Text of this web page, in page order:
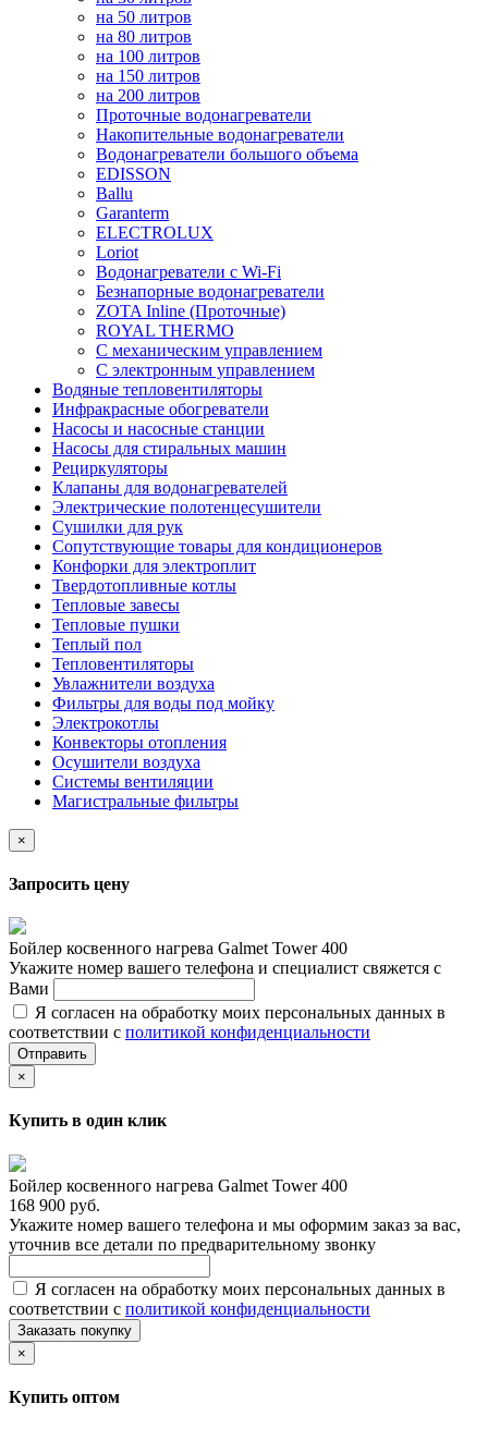
на 50 литров
на 80 литров
на 100 литров
на 150 литров
на 200 литров
Проточные водонагреватели
Накопительные водонагреватели
Водонагреватели большого объема
EDISSON
Ballu
Garanterm
ELECTROLUX
Loriot
Водонагреватели с Wi-Fi
Безнапорные водонагреватели
ZOTA Inline (Проточные)
ROYAL THERMO
С механическим управлением
С электронным управлением
Водяные тепловентиляторы
Инфракрасные обогреватели
Насосы и насосные станции
Насосы для стиральных машин
Рециркуляторы
Клапаны для водонагревателей
Электрические полотенцесушители
Сушилки для рук
Сопутствующие товары для кондиционеров
Конфорки для электроплит
Твердотопливные котлы
Тепловые завесы
Тепловые пушки
Теплый пол
Тепловентиляторы
Увлажнители воздуха
Фильтры для воды под мойку
Электрокотлы
Конвекторы отопления
Осушители воздуха
Системы вентиляции
Магистральные фильтры
×
Запросить цену
Бойлер косвенного нагрева Galmet Tower 400
Укажите номер вашего телефона и специалист свяжется с
Вами
Я согласен на обработку моих персональных данных в
соответствии с политикой конфиденциальности
Отправить
×
Купить в один клик
Бойлер косвенного нагрева Galmet Tower 400
168 900 руб.
Укажите номер вашего телефона и мы оформим заказ за вас,
уточнив все детали по предварительному звонку
Я согласен на обработку моих персональных данных в
соответствии с политикой конфиденциальности
Заказать покупку
×
Купить оптом